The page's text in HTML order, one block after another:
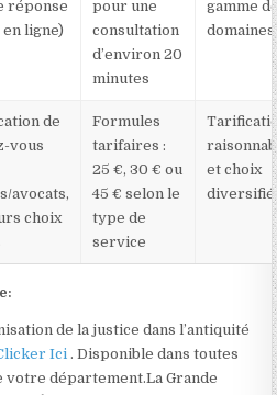
réponse
ligne)
pour une
consultation
d’environ 20
minutes
gamme
domaines
de
vous
avocats,
choix
Formules
tarifaires :
25 €, 30 € ou
45 € selon le
type de
service
et choix
de la justice dans l’antiquité
Ici. Disponible dans toutes
votre département.La Grande